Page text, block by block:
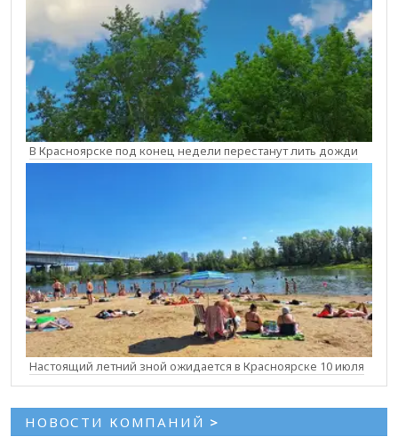
В Красноярске под конец недели перестанут лить дожди
Настоящий летний зной ожидается в Красноярске 10 июля
НОВОСТИ КОМПАНИЙ >